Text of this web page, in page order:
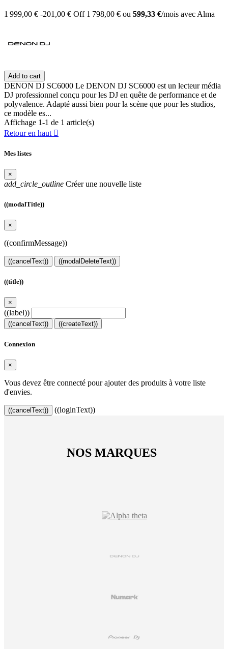
1 999,00 € -201,00 € Off 1 798,00 € ou 599,33 €/mois avec Alma
Add to cart
DENON DJ SC6000 Le DENON DJ SC6000 est un lecteur média
DJ professionnel conçu pour les DJ en quête de performance et de
polyvalence. Adapté aussi bien pour la scène que pour les studios,
ce modèle es...
Affichage 1-1 de 1 article(s)
Retour en haut 
Mes listes
×
add_circle_outline Créer une nouvelle liste
((modalTitle))
×
((confirmMessage))
((cancelText)) ((modalDeleteText))
((title))
×
((label))
((cancelText)) ((createText))
Connexion
×
Vous devez être connecté pour ajouter des produits à votre liste
d'envies.
((cancelText)) ((loginText))
NOS MARQUES